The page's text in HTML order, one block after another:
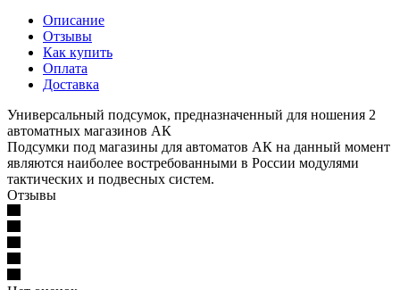
Описание
Отзывы
Как купить
Оплата
Доставка
Универсальный подсумок, предназначенный для ношения 2
автоматных магазинов АК
Подсумки под магазины для автоматов АК на данный момент
являются наиболее востребованными в России модулями
тактических и подвесных систем.
Отзывы